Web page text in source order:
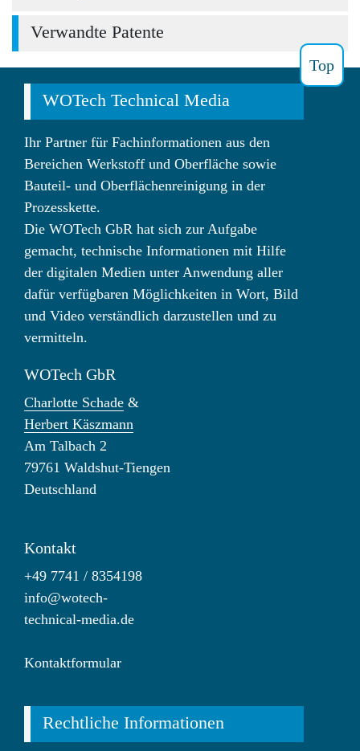
Verwandte Patente
Top
WOTech Technical Media
Ihr Partner für Fachinformationen aus den
Bereichen Werkstoff und Oberfläche sowie
Bauteil- und Oberflächenreinigung in der
Prozesskette.
Die WOTech GbR hat sich zur Aufgabe
gemacht, technische Informationen mit Hilfe
der digitalen Medien unter Anwendung aller
dafür verfügbaren Möglichkeiten in Wort, Bild
und Video verständlich darzustellen und zu
vermitteln.
WOTech GbR
Charlotte Schade &
Herbert Käszmann
Am Talbach 2
79761 Waldshut-Tiengen
Deutschland
Kontakt
+49 7741 / 8354198
info@wotech-
technical-media.de
Kontaktformular
Rechtliche Informationen